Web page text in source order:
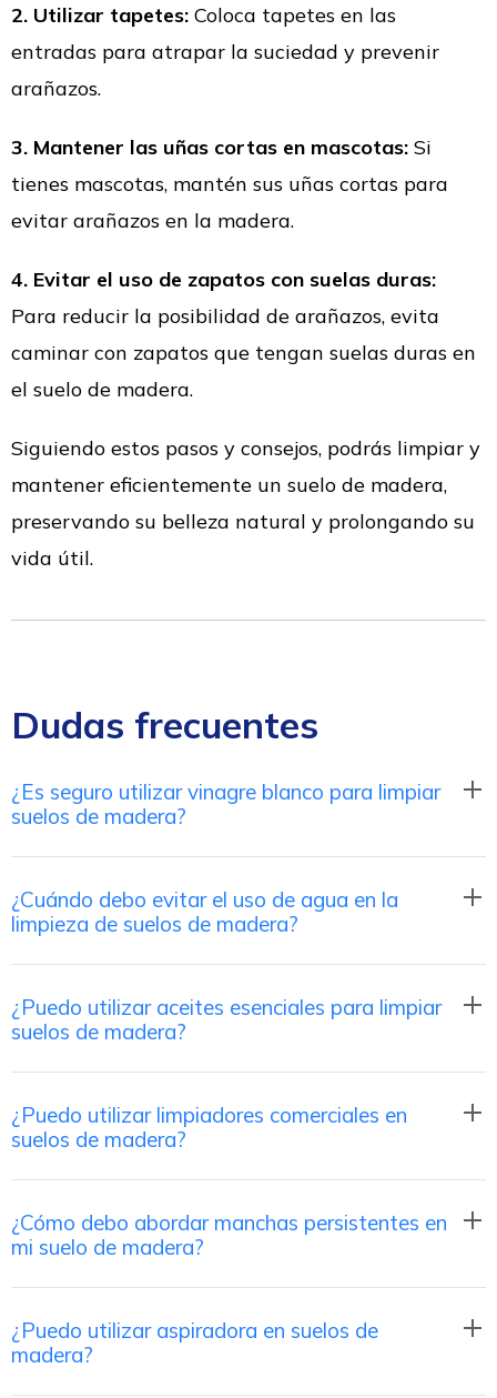
2. Utilizar tapetes: Coloca tapetes en las
entradas para atrapar la suciedad y prevenir
arañazos.
3. Mantener las uñas cortas en mascotas: Si
tienes mascotas, mantén sus uñas cortas para
evitar arañazos en la madera.
4. Evitar el uso de zapatos con suelas duras:
Para reducir la posibilidad de arañazos, evita
caminar con zapatos que tengan suelas duras en
el suelo de madera.
Siguiendo estos pasos y consejos, podrás limpiar y
mantener eficientemente un suelo de madera,
preservando su belleza natural y prolongando su
vida útil.
Dudas frecuentes
¿Es seguro utilizar vinagre blanco para limpiar
suelos de madera?
¿Cuándo debo evitar el uso de agua en la
limpieza de suelos de madera?
¿Puedo utilizar aceites esenciales para limpiar
suelos de madera?
¿Puedo utilizar limpiadores comerciales en
suelos de madera?
¿Cómo debo abordar manchas persistentes en
mi suelo de madera?
¿Puedo utilizar aspiradora en suelos de
madera?